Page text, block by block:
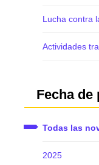
Lucha contra
Actividades
Fecha de
Todas las
2025